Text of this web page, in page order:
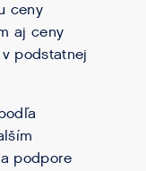
ceny
aj ceny
podstatnej
podpore